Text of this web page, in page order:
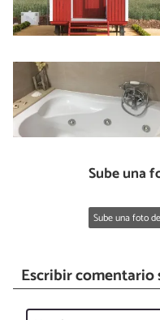
Sube una
Sube una foto
Escribir comentario